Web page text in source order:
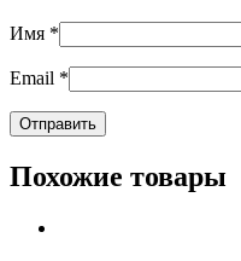
Имя *
Email *
Похожие товары